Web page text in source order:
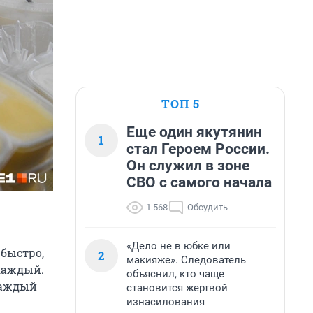
ТОП 5
1
Еще один якутянин
стал Героем России.
Он служил в зоне
СВО с самого начала
1 568 Обсудить
2
«Дело не в юбке или
макияже». Следователь
объяснил, кто чаще
становится жертвой
изнасилования